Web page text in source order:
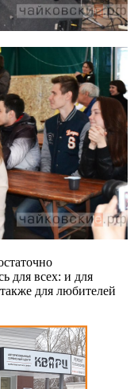
для всех: и для
для любителей